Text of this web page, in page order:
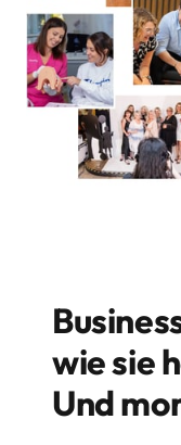
wie sie
Und